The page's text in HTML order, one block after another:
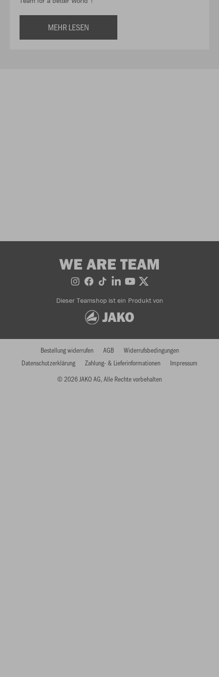
MEHR LESEN
WE ARE TEAM
Dieser Teamshop ist ein Produkt von
© 2026 JAKO AG, Alle Rechte vorbehalten
Bestellung widerrufen AGB
Widerrufsbedingungen
Datenschutzerklärung
Zahlung- & Lieferinformationen Impressum